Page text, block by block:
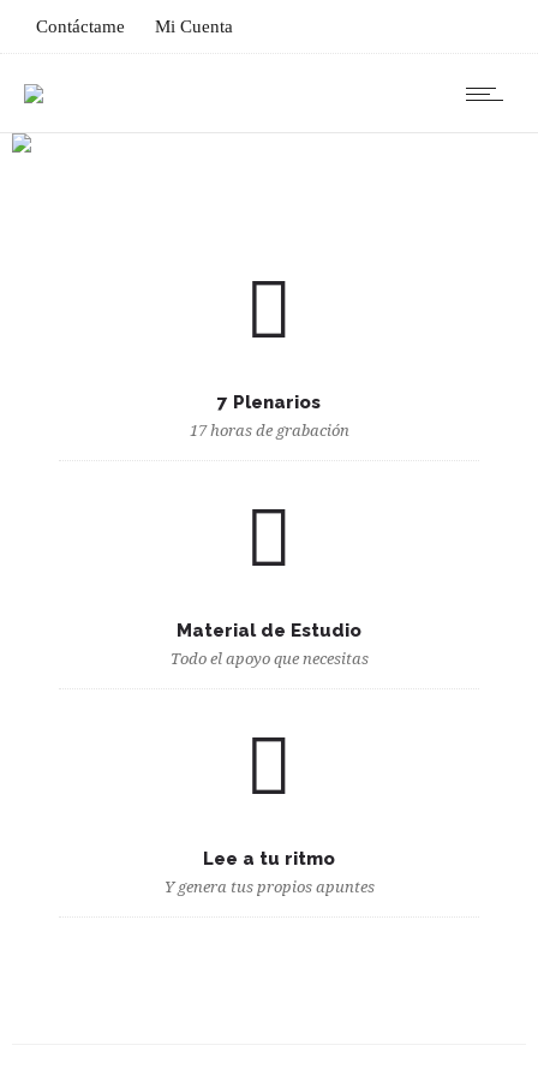
Contáctame Mi Cuenta
7 Plenarios
17 horas de grabación
Material de Estudio
Todo el apoyo que necesitas
Lee a tu ritmo
Y genera tus propios apuntes